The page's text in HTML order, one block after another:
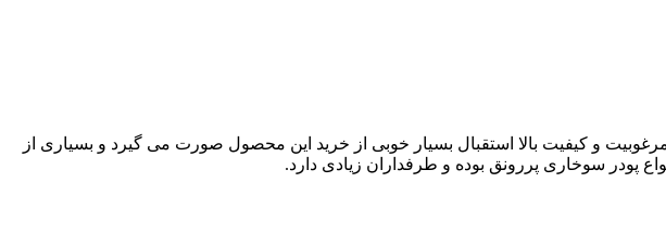
و کیفیت بالا استقبال بسیار خوبی از خرید این محصول صورت می گیرد و بسیاری از
پودر سوخاری پررونق بوده و طرفداران زیادی دارد.